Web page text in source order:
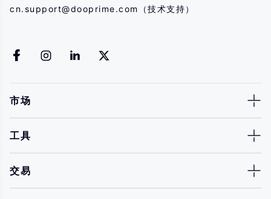
cn.support@dooprime.com （技术支持）
市场
工具
交易